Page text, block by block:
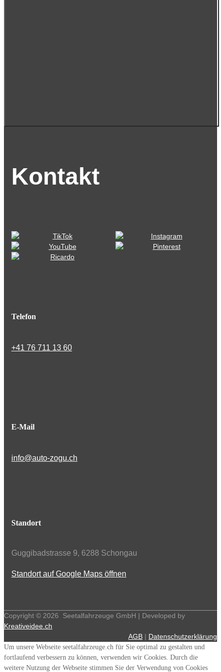
Kontakt
Telefon
+41 76 711 13 60
E-Mail
info@auto-zogu.ch
Standort
Guggibadstrasse 9, 6288 Schongau
Standort auf Google Maps öffnen
Copyright © 2026
Seetalfahrzeuge GmbH | Developed by
Kreativeidee.ch
AGB | Datenschutzerklärung
Um unsere Webseite seetalfahrzeuge.ch für Sie optimal zu gestalten und
fortlaufend verbessern zu können, verwenden wir Cookies. Durch die
weitere Nutzung der Webseite stimmen Sie der Verwendung von Cookies